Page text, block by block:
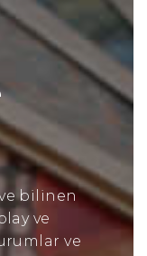
bilinen
ve
ve